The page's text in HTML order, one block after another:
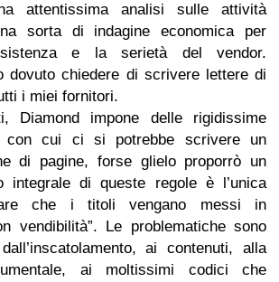
attentissima analisi sulle attività
sorta di indagine economica per
e la serietà del vendor.
dovuto chiedere di scrivere lettere di
i miei fornitori.
Diamond impone delle rigidissime
con cui ci si potrebbe scrivere un
di pagine, forse glielo proporrò un
integrale di queste regole è l’unica
che i titoli vengano messi in
vendibilità”. Le problematiche sono
ai contenuti, alla
ai moltissimi codici che